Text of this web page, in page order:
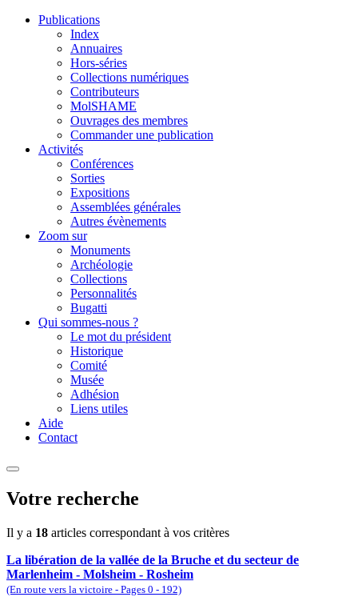
Publications
Index
Annuaires
Hors-séries
Collections numériques
Contributeurs
MolSHAME
Ouvrages des membres
Commander une publication
Activités
Conférences
Sorties
Expositions
Assemblées générales
Autres évènements
Zoom sur
Monuments
Archéologie
Collections
Personnalités
Bugatti
Qui sommes-nous ?
Le mot du président
Historique
Comité
Musée
Adhésion
Liens utiles
Aide
Contact
Votre recherche
Il y a 18 articles correspondant à vos critères
La libération de la vallée de la Bruche et du secteur de
Marlenheim - Molsheim - Rosheim
(En route vers la victoire - Pages 0 - 192)